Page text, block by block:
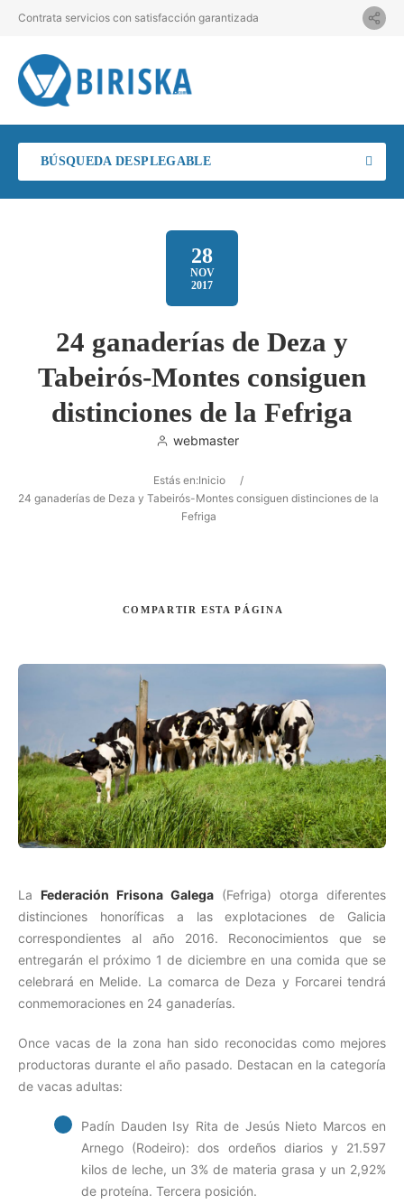
Contrata servicios con satisfacción garantizada
BÚSQUEDA DESPLEGABLE
Buscar
28
NOV
2017
24 ganaderías de Deza y
Tabeirós-Montes consiguen
distinciones de la Fefriga
webmaster
Estás en:Inicio
/
24 ganaderías de Deza y Tabeirós-Montes consiguen distinciones de la
Fefriga
COMPARTIR ESTA PÁGINA
La Federación Frisona Galega (Fefriga) otorga diferentes
distinciones honoríficas a las explotaciones de Galicia
correspondientes al año 2016. Reconocimientos que se
entregarán el próximo 1 de diciembre en una comida que se
celebrará en Melide. La comarca de Deza y Forcarei tendrá
conmemoraciones en 24 ganaderías.
Once vacas de la zona han sido reconocidas como mejores
productoras durante el año pasado. Destacan en la categoría
de vacas adultas:
Padín Dauden Isy Rita de Jesús Nieto Marcos en
Arnego (Rodeiro): dos ordeños diarios y 21.597
kilos de leche, un 3% de materia grasa y un 2,92%
de proteína. Tercera posición.